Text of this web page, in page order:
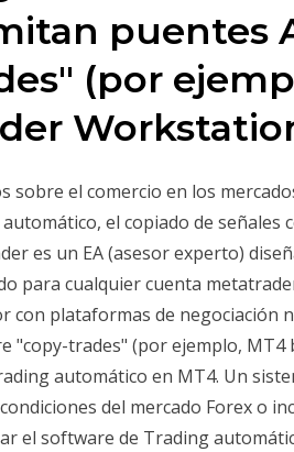
puentes
(por
sobre el comercio en los
el copiado de
es un EA (asesor experto)
para cualquier cuenta
con plataformas de negociación
"copy-trades" (por ejemplo,
automático en MT4. Un
del mercado Forex o
el software de Trading